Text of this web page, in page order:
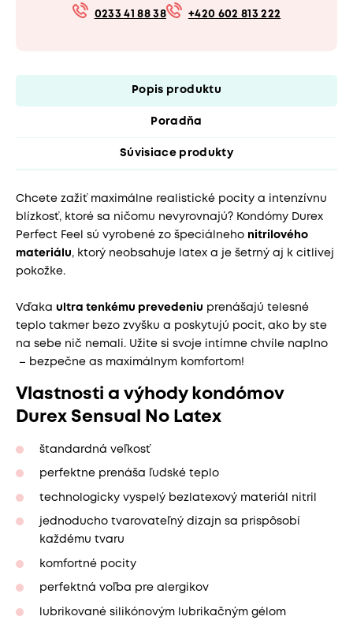
0233 41 88 38 +420 602 813 222
Popis produktu
Poradňa
Súvisiace produkty
Chcete zažiť maximálne realistické pocity a intenzívnu
blízkosť, ktoré sa ničomu nevyrovnajú? Kondómy Durex
Perfect Feel sú vyrobené zo špeciálneho nitrilového
materiálu, ktorý neobsahuje latex a je šetrný aj k citlivej
pokožke.
Vďaka ultra tenkému prevedeniu prenášajú telesné
teplo takmer bezo zvyšku a poskytujú pocit, ako by ste
na sebe nič nemali. Užite si svoje intímne chvíle naplno
– bezpečne as maximálnym komfortom!
Vlastnosti a výhody kondómov
Durex Sensual No Latex
štandardná veľkosť
perfektne prenáša ľudské teplo
technologicky vyspelý bezlatexový materiál nitril
jednoducho tvarovateľný dizajn sa prispôsobí
každému tvaru
komfortné pocity
perfektná voľba pre alergikov
lubrikované silikónovým lubrikačným gélom